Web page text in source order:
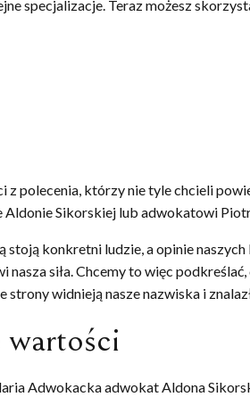
specjalizacje. Teraz możesz
z polecenia, którzy nie tyle chcieli
Aldonie Sikorskiej lub adwokatowi
stoją konkretni ludzie, a opinie
nasza siła. Chcemy to więc
widnieją nasze nazwiska i
wartości
Adwokacka adwokat Aldona